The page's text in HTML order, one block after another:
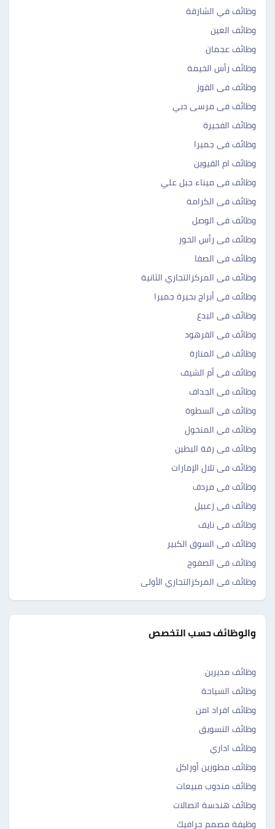
وظائف في الشارقة
وظائف العين
وظائف عجمان
وظائف رأس الخيمة
وظائف فى القوز
وظائف فى مرسى دبي
وظائف الفجيرة
وظائف فى جميرا
وظائف ام القيوين
وظائف فى ميناء جبل علي
وظائف فى الكرامة
وظائف فى الوصل
وظائف فى رأس الخور
وظائف فى الصفا
وظائف فى المركزالتجاري الثانية
وظائف فى أبراج بحيرة جميرا
وظائف فى البدع
وظائف فى القرهود
وظائف فى المنارة
وظائف فى أم الشيف
وظائف فى الجداف
وظائف فى السطوة
وظائف فى المنخول
وظائف فى رقة البطين
وظائف فى تلال الإمارات
وظائف فى مردف
وظائف فى زعبيل
وظائف فى نايف
وظائف فى السوق الكبير
وظائف فى الصفوح
وظائف فى المركزالتجاري الأولى
والوظائف حسب التخصص
وظائف مديرين
وظائف السياحة
وظائف افراد امن
وظائف التسويق
وظائف اداري
وظائف مطورين أوراكل
وظائف مندوب مبيعات
وظائف هندسة اتصالات
وظيفة مصمم جرافيك